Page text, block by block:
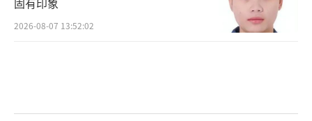
2026-08-07 13:52:02